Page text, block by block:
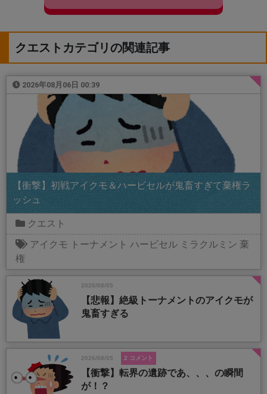
クエストカテゴリの関連記事
2026年08月06日 00:39
【衝撃】初戦アイクモ＆ハービセルが鬼畜すぎて棄権ラ
ッシュ
クエスト
アイクモ トーナメント ハービセル ミラクルミン 棄
権
2026/08/05
【悲報】絶級トーナメントのアイクモが
鬼畜すぎる
2026/08/05 2 コメント
【衝撃】転界の遺跡であ、、、の瞬間
が！？